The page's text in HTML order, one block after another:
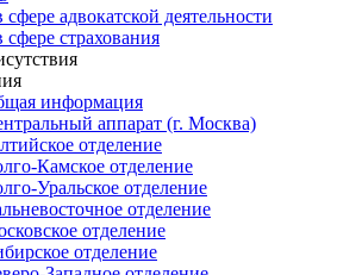
адвокатской деятельности
страхования
информация
аппарат (г. Москва)
отделение
Камское отделение
Уральское отделение
отделение
отделение
отделение